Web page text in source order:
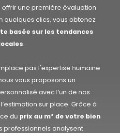
offrir une première évaluation
quelques clics, vous obtenez
basée sur les tendances
.
pas l'expertise humaine
vous proposons un
avec l’un de nos
sur place. Grâce à
du prix au m² de votre bien
professionnels analysent